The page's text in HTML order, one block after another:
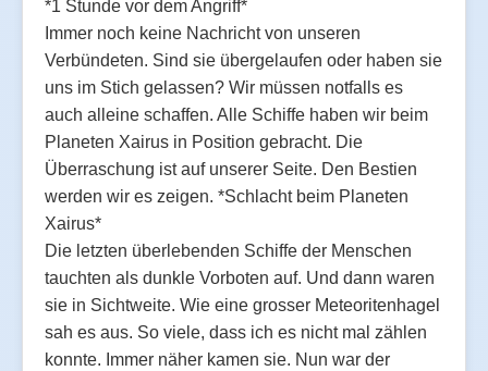
*1 Stunde vor dem Angriff*
Immer noch keine Nachricht von unseren
Verbündeten. Sind sie übergelaufen oder haben sie
uns im Stich gelassen? Wir müssen notfalls es
auch alleine schaffen. Alle Schiffe haben wir beim
Planeten Xairus in Position gebracht. Die
Überraschung ist auf unserer Seite. Den Bestien
werden wir es zeigen. *Schlacht beim Planeten
Xairus*
Die letzten überlebenden Schiffe der Menschen
tauchten als dunkle Vorboten auf. Und dann waren
sie in Sichtweite. Wie eine grosser Meteoritenhagel
sah es aus. So viele, dass ich es nicht mal zählen
konnte. Immer näher kamen sie. Nun war der